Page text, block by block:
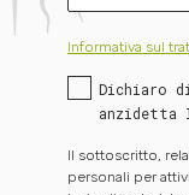
Informativa sul
Dichiaro
anzidetta
Il sottoscritto,
personali per